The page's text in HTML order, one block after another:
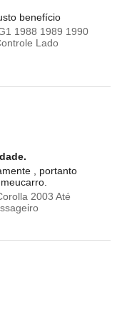
benefício
1988 1989 1990
Lado
, portanto
2003 Até